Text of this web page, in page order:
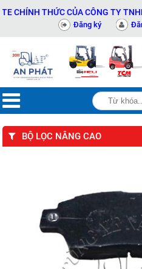
THỨC CỦA CÔNG TY TNHH
Đăng ký
BỘ LỌC NÂNG CAO